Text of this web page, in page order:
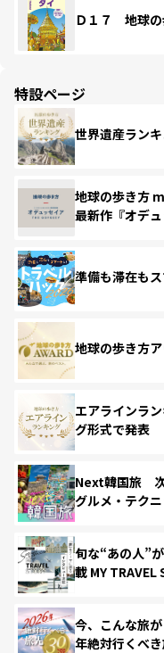
Ｄ１７ 地球
特設ページ
世界遺産ラン
地球の歩き方
最新作『オデュ
準備も滞在も
地球の歩き方
エアラインラ
グ形式で発表
Next韓国旅 次
グルメ・テク
旬な“あの人”
載 MY TRAVEL
今、こんな旅
年絶対行くべ